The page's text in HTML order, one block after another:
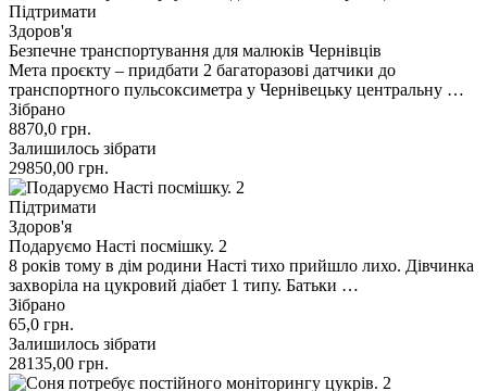
Підтримати
Здоров'я
Безпечне транспортування для малюків Чернівців
Мета проєкту – придбати 2 багаторазові датчики до
транспортного пульсоксиметра у Чернівецьку центральну …
Зібрано
8870,0 грн.
Залишилось зібрати
29850,00 грн.
Підтримати
Здоров'я
Подаруємо Насті посмішку. 2
8 років тому в дім родини Насті тихо прийшло лихо. Дівчинка
захворіла на цукровий діабет 1 типу. Батьки …
Зібрано
65,0 грн.
Залишилось зібрати
28135,00 грн.